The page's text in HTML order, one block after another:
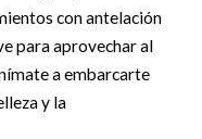
con antelación
para aprovechar al
a embarcarte
y la